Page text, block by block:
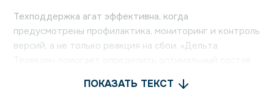
Техподдержка агат эффективна, когда
предусмотрены профилактика, мониторинг и контроль
версий, а не только реакция на сбои. «Дельта
ресурс расходовался рационально.
ПОКАЗАТЬ ТЕКСТ